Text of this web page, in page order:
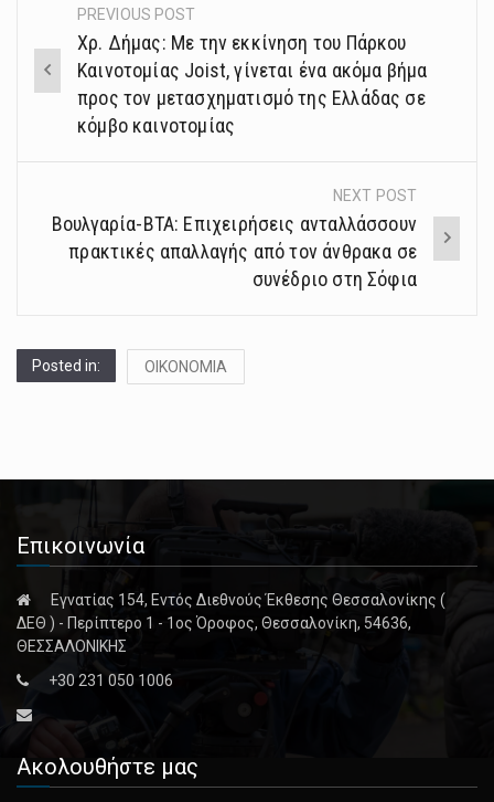
Post
navigation
PREVIOUS POST
Χρ. Δήμας: Με την εκκίνηση του Πάρκου
Καινοτομίας Joist, γίνεται ένα ακόμα βήμα
προς τον μετασχηματισμό της Ελλάδας σε
κόμβο καινοτομίας
NEXT POST
Βουλγαρία-ΒΤΑ: Επιχειρήσεις ανταλλάσσουν
πρακτικές απαλλαγής από τον άνθρακα σε
συνέδριο στη Σόφια
Posted in: ΟΙΚΟΝΟΜΙΑ
Επικοινωνία
Εγνατίας 154, Εντός Διεθνούς Έκθεσης Θεσσαλονίκης (
ΔΕΘ ) - Περίπτερο 1 - 1ος Όροφος, Θεσσαλονίκη, 54636,
ΘΕΣΣΑΛΟΝΙΚΗΣ
+30 231 050 1006
Ακολουθήστε μας